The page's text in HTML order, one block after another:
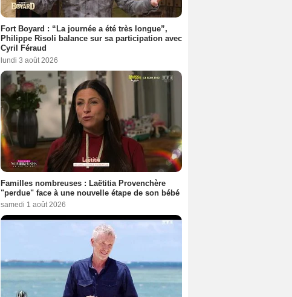
Fort Boyard : “La journée a été très longue”,
Philippe Risoli balance sur sa participation avec
Cyril Féraud
lundi 3 août 2026
Familles nombreuses : Laëtitia Provenchère
"perdue" face à une nouvelle étape de son bébé
samedi 1 août 2026